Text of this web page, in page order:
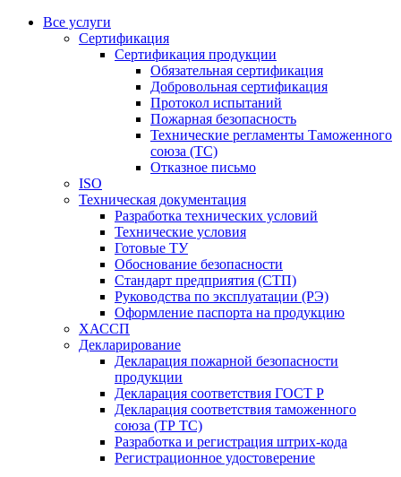
Все услуги
Сертификация
Сертификация продукции
Обязательная сертификация
Добровольная сертификация
Протокол испытаний
Пожарная безопасность
Технические регламенты Таможенного
союза (ТС)
Отказное письмо
ISO
Техническая документация
Разработка технических условий
Технические условия
Готовые ТУ
Обоснование безопасности
Стандарт предприятия (СТП)
Руководства по эксплуатации (РЭ)
Оформление паспорта на продукцию
ХАССП
Декларирование
Декларация пожарной безопасности
продукции
Декларация соответствия ГОСТ Р
Декларация соответствия таможенного
союза (ТР ТС)
Разработка и регистрация штрих-кода
Регистрационное удостоверение